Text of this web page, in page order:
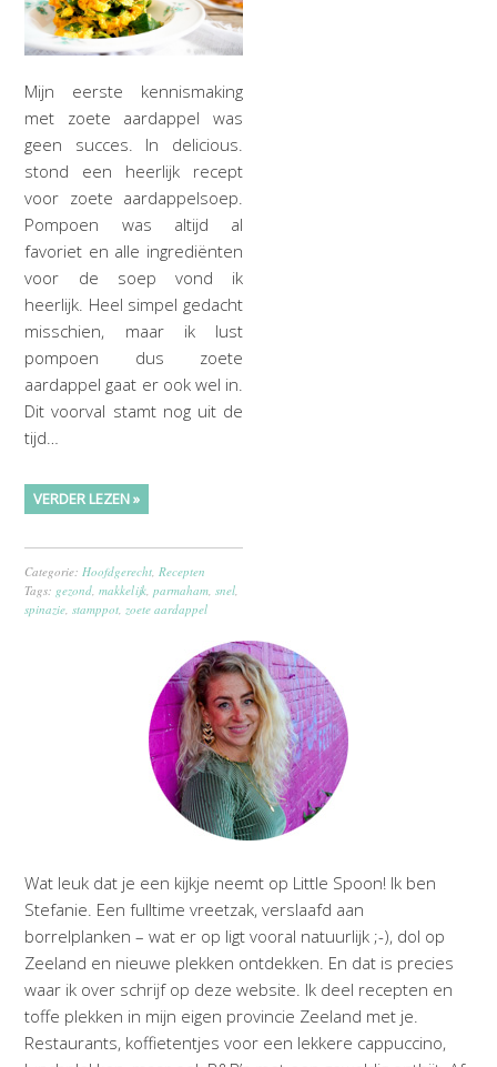
Mijn eerste kennismaking
met zoete aardappel was
geen succes. In delicious.
stond een heerlijk recept
voor zoete aardappelsoep.
Pompoen was altijd al
favoriet en alle ingrediënten
voor de soep vond ik
heerlijk. Heel simpel gedacht
misschien, maar ik lust
pompoen dus zoete
aardappel gaat er ook wel in.
Dit voorval stamt nog uit de
tijd…
VERDER LEZEN »
Categorie:Hoofdgerecht,Recepten
Tags: gezond,makkelijk,parmaham,snel,
spinazie,stamppot,zoete aardappel
Wat leuk dat je een kijkje neemt op Little Spoon! Ik ben
Stefanie. Een fulltime vreetzak, verslaafd aan
borrelplanken – wat er op ligt vooral natuurlijk ;-), dol op
Zeeland en nieuwe plekken ontdekken. En dat is precies
waar ik over schrijf op deze website. Ik deel recepten en
toffe plekken in mijn eigen provincie Zeeland met je.
Restaurants, koffietentjes voor een lekkere cappuccino,